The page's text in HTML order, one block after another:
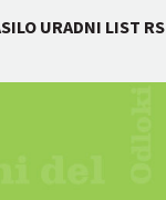
URADNI LIST RS